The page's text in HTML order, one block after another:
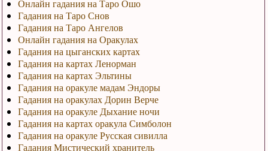
Онлайн гадания на Таро Ошо
Гадания на Таро Снов
Гадания на Таро Ангелов
Онлайн гадания на Оракулах
Гадания на цыганских картах
Гадания на картах Ленорман
Гадания на картах Эльтины
Гадания на оракуле мадам Эндоры
Гадания на оракулах Дорин Верче
Гадания на оракуле Дыхание ночи
Гадания на картах оракула Симболон
Гадания на оракуле Русская сивилла
Гадания Мистический хранитель